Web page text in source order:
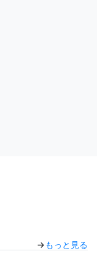
→ もっと見る